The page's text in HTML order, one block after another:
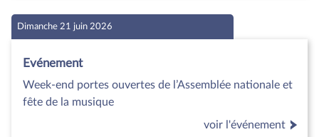
Dimanche 21 juin 2026
Evénement
Week-end portes ouvertes de l’Assemblée nationale et
fête de la musique
voir l'événement